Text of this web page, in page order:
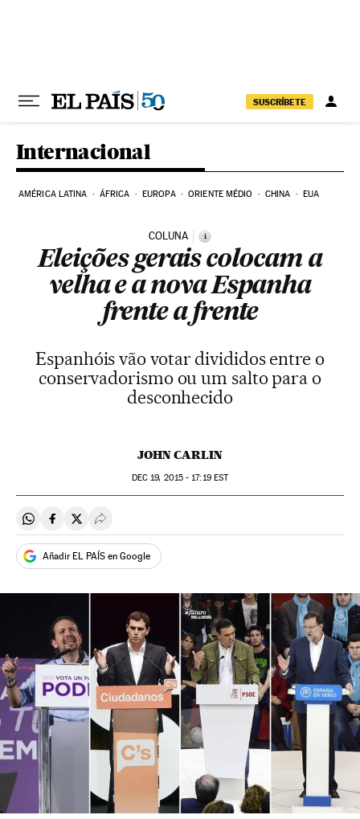
SUSCRÍBETE
Internacional
AMÉRICA LATINA ÁFRICA EUROPA ORIENTE MÉDIO CHINA EUA
COLUNA i
Eleições gerais colocam a
velha e a nova Espanha
frente a frente
Espanhóis vão votar divididos entre o
conservadorismo ou um salto para o
desconhecido
JOHN CARLIN
DEC 19, 2015 - 17:19EST
Compartir en Whatsapp
Compartir en Facebook
Compartir en Twitter
Desplegar Redes Sociales
Añadir EL PAÍS en Google